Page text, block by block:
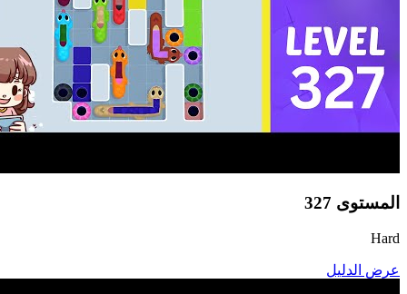
المستوى 327
Hard
عرض الدليل